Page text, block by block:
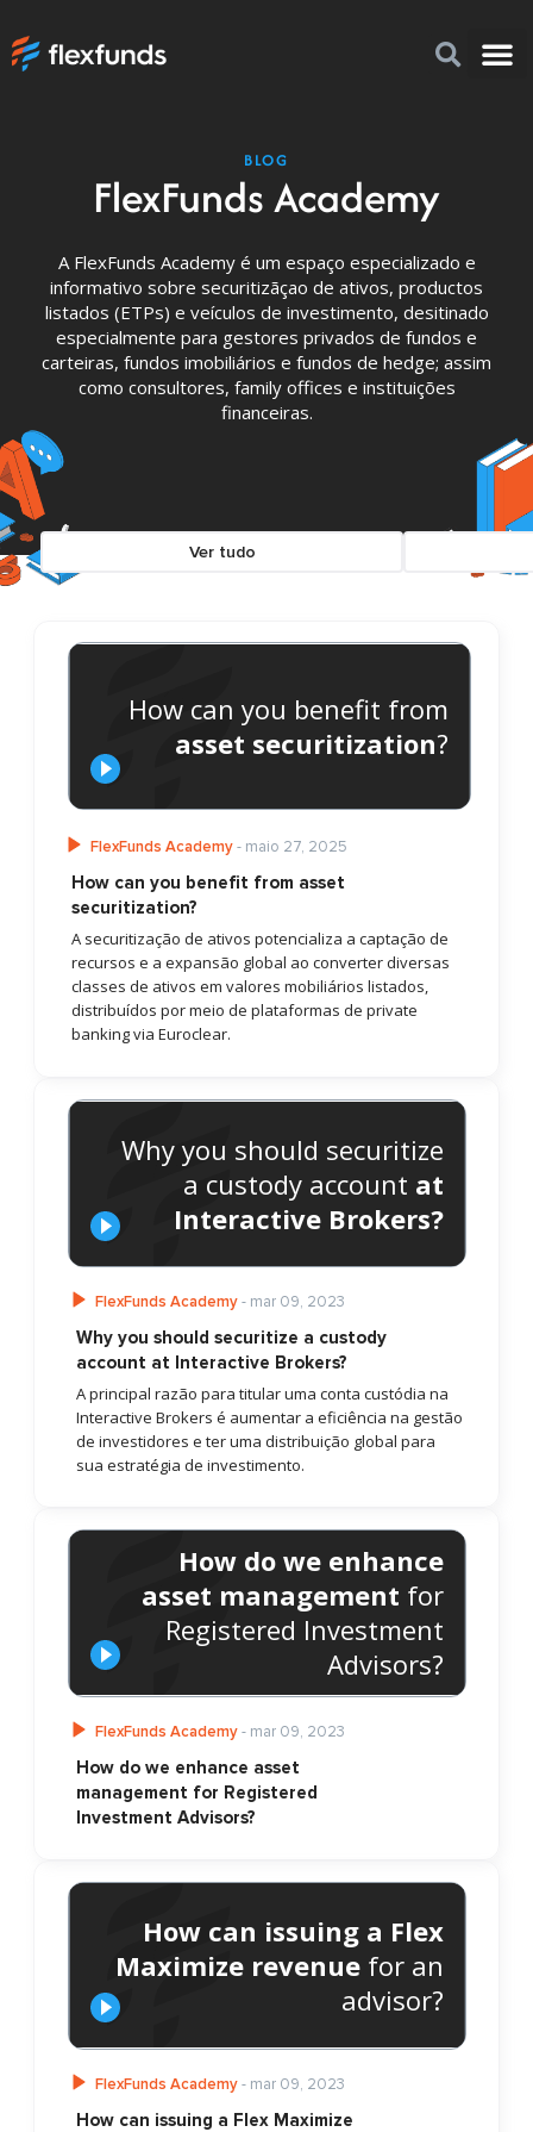
BLOG
FlexFunds Academy
A FlexFunds Academy é um espaço especializado e
informativo sobre securitizãçao de ativos, productos
listados (ETPs) e veículos de investimento, desitinado
especialmente para gestores privados de fundos e
carteiras, fundos imobiliários e fundos de hedge; assim
como consultores, family offices e instituições
financeiras.
Ver tudo
How can you benefit from
asset securitization?
FlexFunds Academy- maio 27, 2025
How can you benefit from asset
securitization?
A securitização de ativos potencializa a captação de
recursos e a expansão global ao converter diversas
classes de ativos em valores mobiliários listados,
distribuídos por meio de plataformas de private
banking via Euroclear.
Why you should securitize
a custody account at
Interactive Brokers?
FlexFunds Academy- mar 09, 2023
Why you should securitize a custody
account at Interactive Brokers?
A principal razão para titular uma conta custódia na
Interactive Brokers é aumentar a eficiência na gestão
de investidores e ter uma distribuição global para
sua estratégia de investimento.
How do we enhance
asset management for
Registered Investment
Advisors?
FlexFunds Academy- mar 09, 2023
How do we enhance asset
management for Registered
Investment Advisors?
How can issuing a Flex
Maximize revenuefor an
advisor?
FlexFunds Academy- mar 09, 2023
How can issuing a Flex Maximize